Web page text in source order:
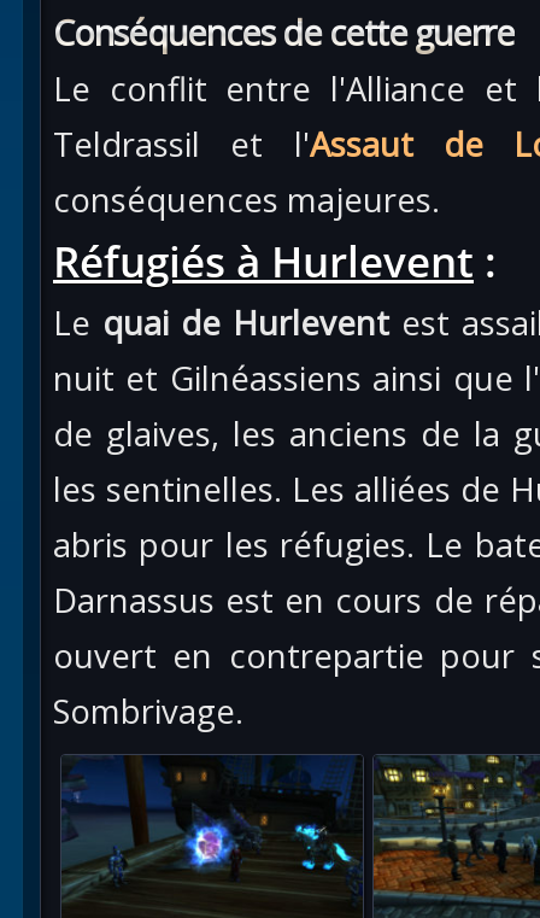
Conséquences de cette guerre
Le conflit entre l'Alliance et
Teldrassil et l'Assaut de
conséquences majeures.
Réfugiés à Hurlevent :
Le quai de Hurleventest
nuit et Gilnéassiens ainsi que
de glaives, les anciens de la
les sentinelles. Les alliées de
abris pour les réfugies. Le
Darnassus est en cours de
ouvert en contrepartie pour
Sombrivage.